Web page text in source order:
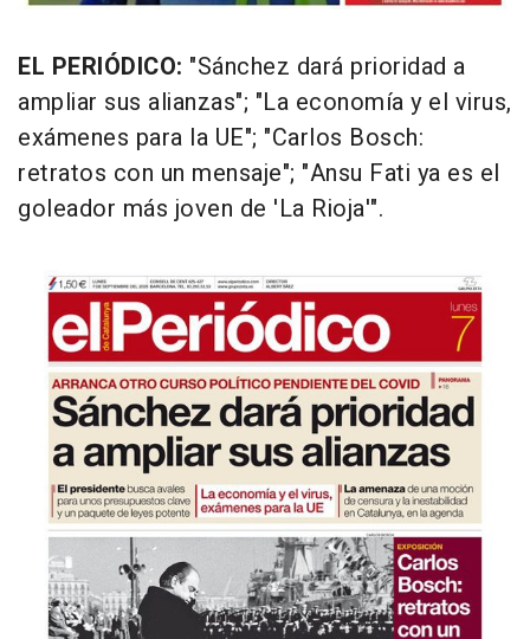
EL PERIÓDICO: "Sánchez dará prioridad a
ampliar sus alianzas"; "La economía y el virus,
exámenes para la UE"; "Carlos Bosch:
retratos con un mensaje"; "Ansu Fati ya es el
goleador más joven de 'La Rioja'".